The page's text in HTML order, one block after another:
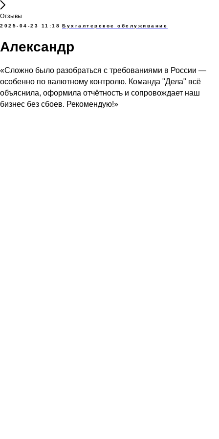
Отзывы
2025-04-23 11:18 Бухгалтерское обслуживание
Александр
«Сложно было разобраться с требованиями в России —
особенно по валютному контролю. Команда "Дела" всё
объяснила, оформила отчётность и сопровождает наш
бизнес без сбоев. Рекомендую!»